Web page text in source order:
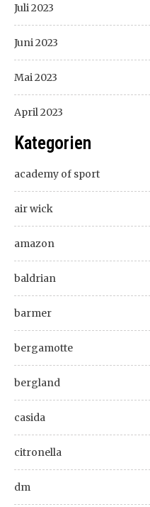
Juli 2023
Juni 2023
Mai 2023
April 2023
Kategorien
academy of sport
air wick
amazon
baldrian
barmer
bergamotte
bergland
casida
citronella
dm